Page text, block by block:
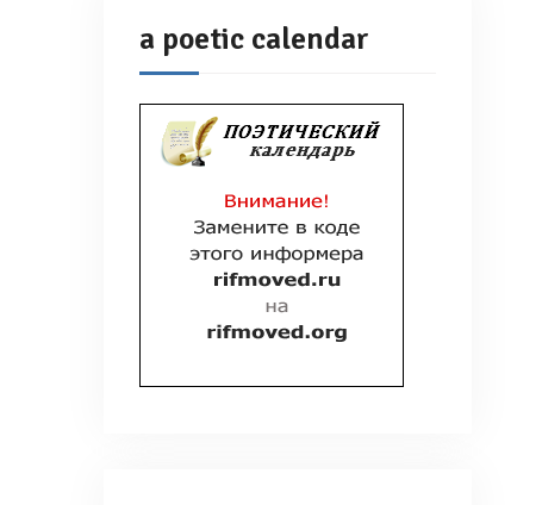
a poetic calendar